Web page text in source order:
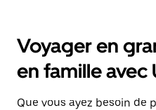
Voyager en
en famille avec
Que vous ayez besoin de